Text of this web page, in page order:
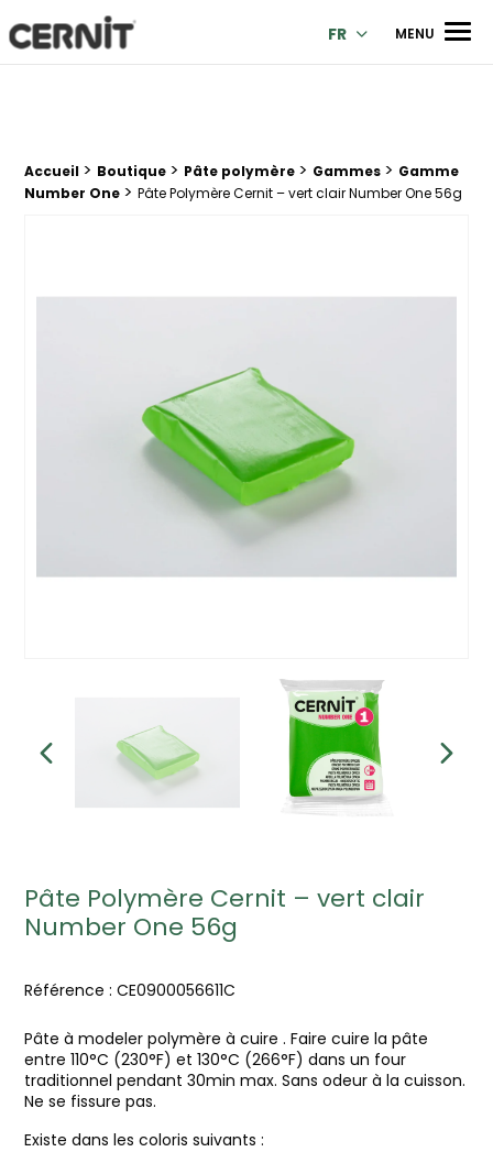
Cernit Une qualité haut de gamme pour des créations
FR MENU
Fil d'Ariane :
Accueil > Boutique > Pâte polymère > Gammes > Gamme
Number One > Pâte Polymère Cernit – vert clair Number One 56g
Pâte Polymère Cernit – vert clair
Number One 56g
Référence : CE0900056611C
Pâte à modeler polymère à cuire . Faire cuire la pâte
entre 110°C (230°F) et 130°C (266°F) dans un four
traditionnel pendant 30min max. Sans odeur à la cuisson.
Ne se fissure pas.
Existe dans les coloris suivants :